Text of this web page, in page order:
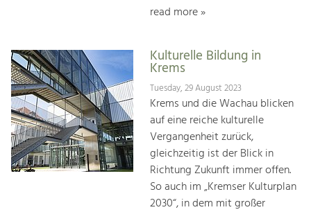
read more »
Kulturelle Bildung in
Krems
Tuesday, 29 August 2023
Krems und die Wachau blicken
auf eine reiche kulturelle
Vergangenheit zurück,
gleichzeitig ist der Blick in
Richtung Zukunft immer offen.
So auch im „Kremser Kulturplan
2030“, in dem mit großer